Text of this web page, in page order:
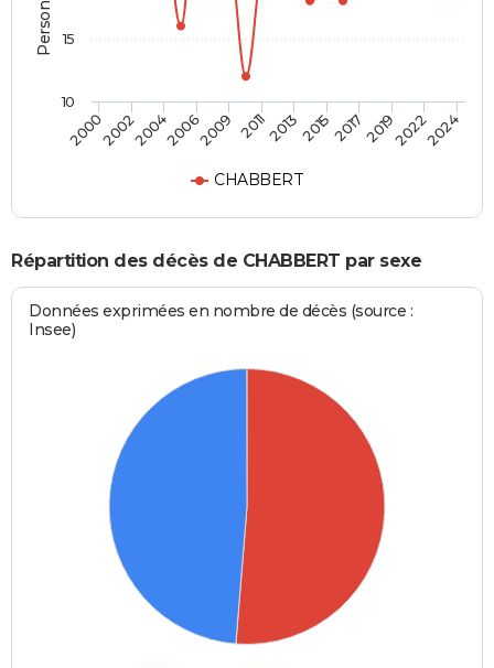
CHABBERT
20002002200420062009 2011201320152017201920222024
10
15
Répartition des décès de CHABBERT par sexe
Données exprimées en nombre de décès (source :
Insee)